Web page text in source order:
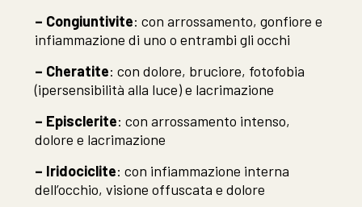
– Congiuntivite: con arrossamento, gonfiore e
infiammazione di uno o entrambi gli occhi
– Cheratite: con dolore, bruciore, fotofobia
(ipersensibilità alla luce) e lacrimazione
– Episclerite: con arrossamento intenso,
dolore e lacrimazione
– Iridociclite: con infiammazione interna
dell’occhio, visione offuscata e dolore